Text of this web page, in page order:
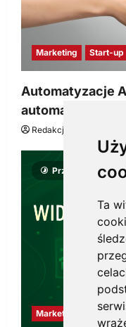
Ta
Marketing Start-up
Automatyzacje
automatyzacji i
Redakcja KnowMore.pl
Przeczytano 8
Marketing